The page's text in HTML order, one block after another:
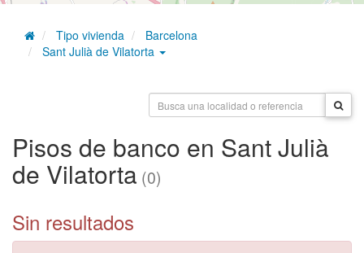
Tipo vivienda
Barcelona
Sant Julià de Vilatorta
Pisos de banco en Sant Julià
de Vilatorta (0)
Sin resultados